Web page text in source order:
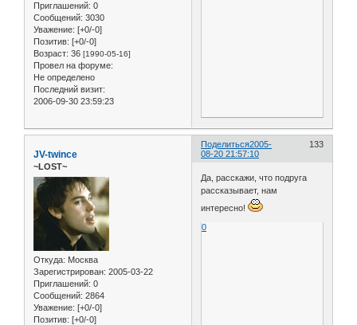
Приглашений: 0
Сообщений: 3030
Уважение: [+0/-0]
Позитив: [+0/-0]
Возраст: 36 [1990-05-16]
Провел на форуме:
Не определено
Последний визит:
2006-09-30 23:59:23
Поделиться 133
2005-
08-20 21:57:10
JV-twince
~LOST~
Откуда: Москва
Зарегистрирован: 2005-03-22
Приглашений: 0
Сообщений: 2864
Уважение: [+0/-0]
Позитив: [+0/-0]
Да, расскажи, что подруга
рассказывает, нам
интересно!
0